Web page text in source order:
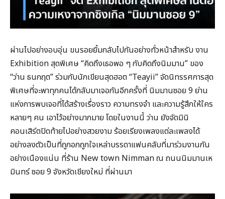
ผ่านไปอย่างอบอุ่น ขนรอยยิ้มกลับไปกันอย่างทั่วหน้าสำหรับ งาน
Exhibition สุดพิเศษ “คิดถึงเธอพอ ๆ กับคิดถึงนิมมาน” ของ
“ว่าน ธนกฤต” ร่วมกับนักเขียนสุดฮอต “Teayii” จัดนิทรรศการสุด
พิเศษที่จะพาทุกคนได้กลับมาเจอกันอีกครั้งที่ นิมมานซอย 9 ย่าน
แห่งการพบเจอที่ได้สร้างเรื่องราว ความทรงจำ และความรู้สึกให้ใคร
หลายๆ คน เอาไว้อย่างมากมาย โดยในงานนี้ ว่าน ยังจัดมินิ
คอนเสิร์ตปิดท้ายไปอย่างสวยงาม ร้อยเรียงเพลงแต่ละเพลงได้
อย่างลงตัวเป็นที่ถูกอกถูกใจเหล่าบรรดาแฟนคลับที่มาร่วมงานกัน
อย่างเนืองแน่น ที่ร้าน New town Nimman ณ ถนนนิมมานเห
มินทร์ ซอย 9 จังหวัดเชียงใหม่ ที่ผ่านมา